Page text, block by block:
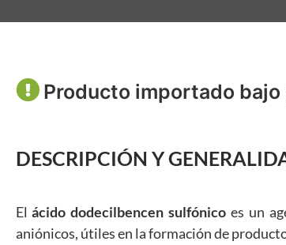
Producto importado
DESCRIPCIÓN Y
El ácido dodecilbencen sulfónico es un
aniónicos, útiles en la formación de